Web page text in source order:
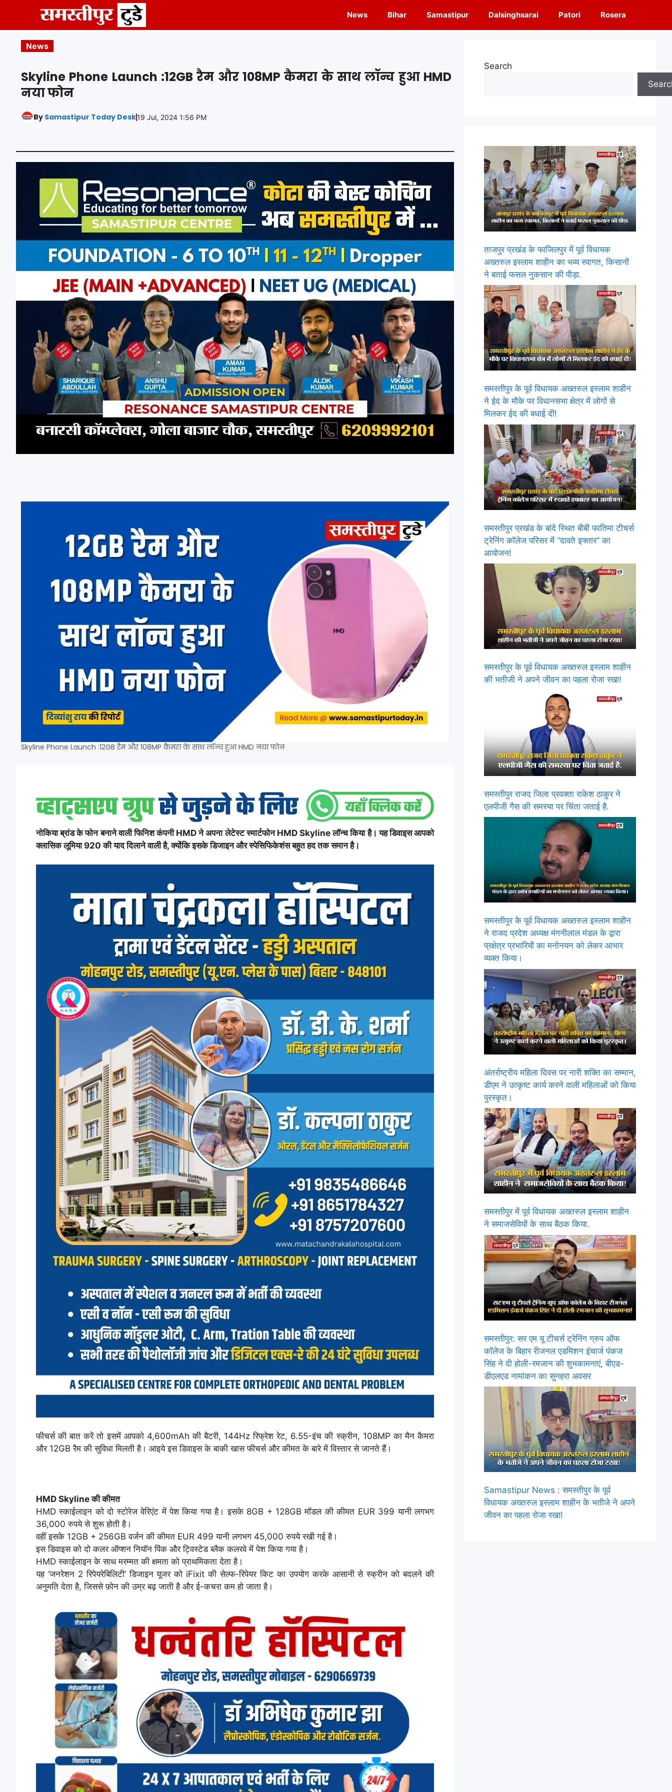
content
News Bihar Samastipur Dalsinghsarai Patori Rosera
News
Skyline Phone Launch :12GB रैम और 108MP कैमरा के साथ लॉन्च हुआ HMD
नया फोन
By Samastipur Today Desk19 Jul, 2024 1:56 PM
Skyline Phone Launch :12GB रैम और 108MP कैमरा के साथ लॉन्च हुआ HMD नया फोन
नोकिया ब्रांड के फोन बनाने वाली फिनिश कंपनी HMD ने अपना लेटेस्ट स्मार्टफोन HMD Skyline लॉन्च किया है। यह डिवाइस आपको
क्लासिक लूमिया 920 की याद दिलाने वाली है, क्योंकि इसके डिजाइन और स्पेसिफिकेशंस बहुत हद तक समान है।
फीचर्स की बात करें तो इसमें आपको 4,600mAh की बैटरी, 144Hz रिफ्रेश रेट, 6.55-इंच की स्क्रीन, 108MP का मैन कैमरा
और 12GB रैम की सुविधा मिलती है। आइये इस डिवाइस के बाकी खास फीचर्स और कीमत के बारे में विस्तार से जानते हैं।
HMD Skyline की कीमत
HMD स्काईलाइन को दो स्टोरेज वेरिएंट में पेश किया गया है। इसके 8GB + 128GB मॉडल की कीमत EUR 399 यानी लगभग
36,000 रुपये से शुरू होती है।
वहीं इसके 12GB + 256GB वर्जन की कीमत EUR 499 यानी लगभग 45,000 रुपये रखी गई है।
इस डिवाइस को दो कलर ऑप्शन नियॉन पिंक और ट्विस्टेड ब्लैक कलरवे में पेश किया गया है।
HMD स्काईलाइन के साथ मरम्मत की क्षमता को प्राथमिकता देता है।
यह ‘जनरेशन 2 रिपेयरेबिलिटी’ डिजाइन यूजर को iFixit की सेल्फ-रिपेयर किट का उपयोग करके आसानी से स्क्रीन को बदलने की
अनुमति देता है, जिससे फ़ोन की उम्र बढ़ जाती है और ई-कचरा कम हो जाता है।
Search
ताजपुर प्रखंड के फाजिलपुर में पूर्व विधायक
अख्तरुल इस्लाम शाहीन का भव्य स्वागत, किसानों
ने बताई फसल नुकसान की पीड़ा.
समस्तीपुर के पूर्व विधायक अख्तरुल इस्लाम शाहीन
ने ईद के मौके पर विधानसभा क्षेत्र में लोगों से
मिलकर ईद की बधाई दी!
समस्तीपुर प्रखंड के बांदे स्थित बीबी फातिमा टीचर्स
ट्रेनिंग कॉलेज परिसर में “दावते इफ्तार” का
आयोजन!
समस्तीपुर के पूर्व विधायक अख्तरुल इस्लाम शाहीन
की भतीजी ने अपने जीवन का पहला रोजा रखा!
समस्तीपुर राजद जिला प्रवक्ता राकेश ठाकुर ने
एलपीजी गैस की समस्या पर चिंता जताई है.
समस्तीपुर के पूर्व विधायक अख्तरुल इस्लाम शाहीन
ने राजद प्रदेश अध्यक्ष मंगनीलाल मंडल के द्वारा
प्रक्षेत्र प्रभारियों का मनोनयन को लेकर आभार
व्यक्त किया।
अंतर्राष्ट्रीय महिला दिवस पर नारी शक्ति का सम्मान,
डीएम ने उत्कृष्ट कार्य करने वाली महिलाओं को किया
पुरस्कृत।
समस्तीपुर में पूर्व विधायक अख्तरुल इस्लाम शाहीन
ने समाजसेवियों के साथ बैठक किया.
समस्तीपुर: सर एम यू टीचर्स ट्रेनिंग ग्रुप ऑफ
कॉलेज के बिहार रीजनल एडमिशन इंचार्ज पंकज
सिंह ने दी होली-रमजान की शुभकामनाएं, बीएड-
डीएलएड नामांकन का सुनहरा अवसर
Samastipur News : समस्तीपुर के पूर्व
विधायक अख्तरुल इस्लाम शाहीन के भतीजे ने अपने
जीवन का पहला रोजा रखा!